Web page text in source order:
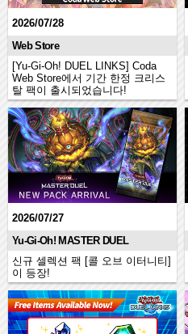
2026/07/28
Web Store
[Yu-Gi-Oh! DUEL LINKS] Coda
Web Store에서 기간 한정 크리스
탈 팩이 출시되었습니다!
2026/07/27
Yu-Gi-Oh! MASTER DUEL
신규 셀렉션 팩 [콜 오브 이터니티]
이 등장!